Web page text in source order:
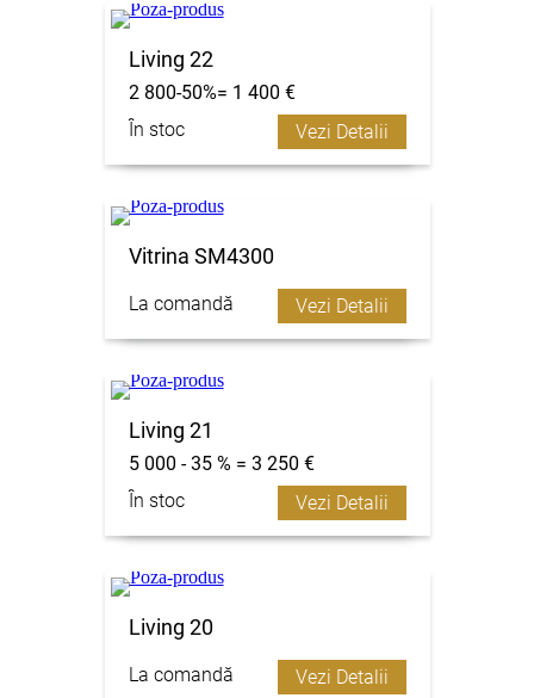
Living 22
2 800-50%= 1 400 €
În stoc
Vezi Detalii
Vitrina SM4300
La comandă Vezi Detalii
Living 21
5 000 - 35 % = 3 250 €
În stoc
Vezi Detalii
Living 20
La comandă Vezi Detalii